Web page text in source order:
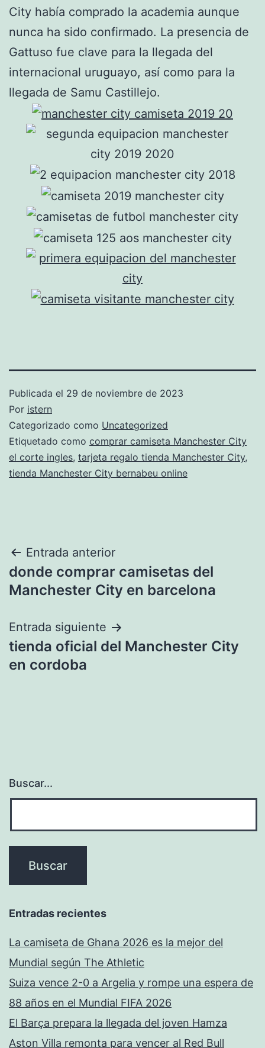
City había comprado la academia aunque
nunca ha sido confirmado. La presencia de
Gattuso fue clave para la llegada del
internacional uruguayo, así como para la
llegada de Samu Castillejo.
Publicada el 29 de noviembre de 2023
Por istern
Categorizado como Uncategorized
Etiquetado como comprar camiseta Manchester City
el corte ingles, tarjeta regalo tienda Manchester City,
tienda Manchester City bernabeu online
Navegación
de
Entrada anterior
donde comprar camisetas del
Manchester City en barcelona
Entrada siguiente
tienda oficial del Manchester City
en cordoba
Buscar...
Entradas recientes
La camiseta de Ghana 2026 es la mejor del
Mundial según The Athletic
Suiza vence 2-0 a Argelia y rompe una espera de
88 años en el Mundial FIFA 2026
El Barça prepara la llegada del joven Hamza
Aston Villa remonta para vencer al Red Bull